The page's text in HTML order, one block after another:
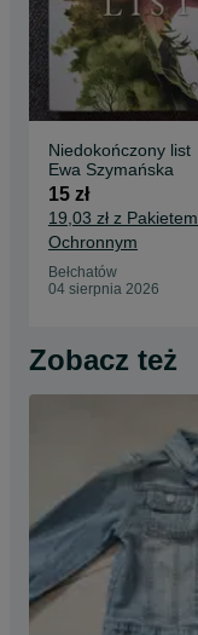
Niedokończony list
Ewa Szymańska
15 zł
19,03 zł z Pakietem
Ochronnym
Bełchatów
04 sierpnia 2026
Zobacz też